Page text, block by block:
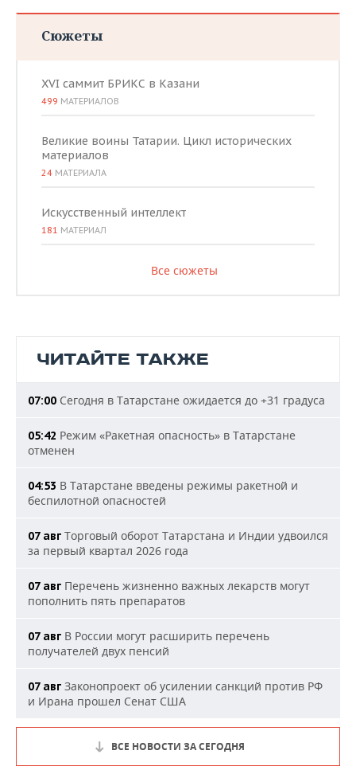
Сюжеты
XVI саммит БРИКС в Казани
499 МАТЕРИАЛОВ
Великие воины Татарии. Цикл исторических
материалов
24 МАТЕРИАЛА
Искусственный интеллект
181 МАТЕРИАЛ
Все сюжеты
ЧИТАЙТЕ ТАКЖЕ
07:00 Сегодня в Татарстане ожидается до +31 градуса
05:42 Режим «Ракетная опасность» в Татарстане
отменен
04:53 В Татарстане введены режимы ракетной и
беспилотной опасностей
07 авг Торговый оборот Татарстана и Индии удвоился
за первый квартал 2026 года
07 авг Перечень жизненно важных лекарств могут
пополнить пять препаратов
07 авг В России могут расширить перечень
получателей двух пенсий
07 авг Законопроект об усилении санкций против РФ
и Ирана прошел Сенат США
ВСЕ НОВОСТИ ЗА СЕГОДНЯ